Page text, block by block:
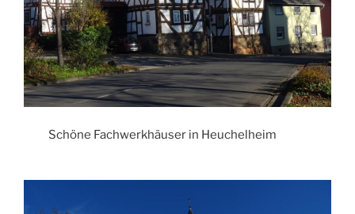
Schöne Fachwerkhäuser in Heuchelheim